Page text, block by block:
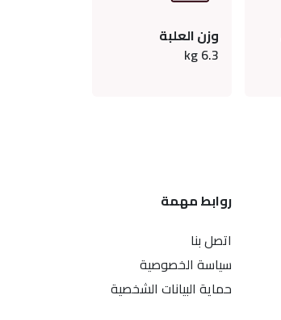
وزن العلبة
6.3
kg
روابط مهمة
اتصل بنا
سياسة الخصوصية
حماية البيانات الشخصية